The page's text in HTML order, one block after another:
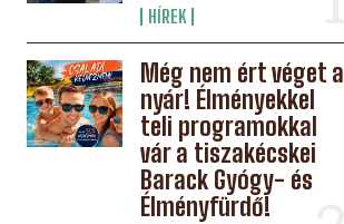
HÍREK
Még nem ért véget a
nyár! Élményekkel
teli programokkal
vár a tiszakécskei
Barack Gyógy- és
Élményfürdő!